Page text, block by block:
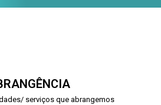
serviços que abrangemos